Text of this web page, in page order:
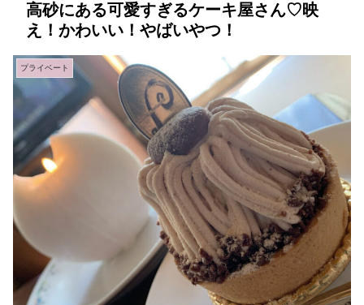
高砂にある可愛すぎるケーキ屋さん♡映
え！かわいい！やばいやつ！
プライベート